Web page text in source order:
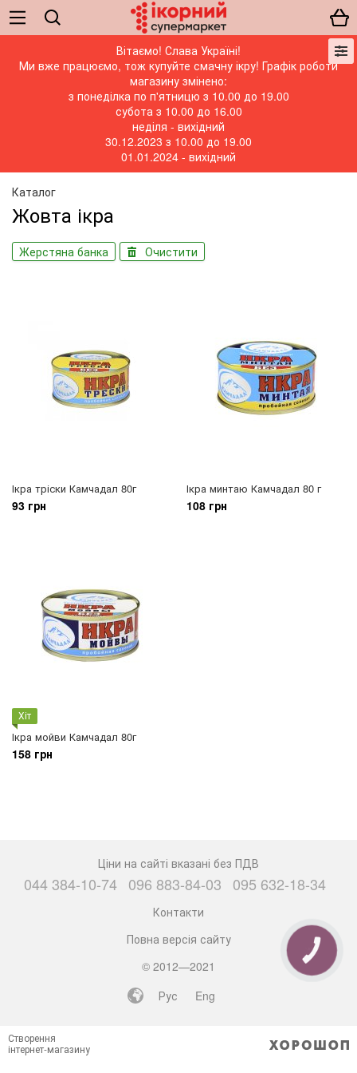
Вітаємо! Слава Україні!
Ми вже працюємо, тож купуйте смачну ікру! Графік роботи
магазину змінено:
з понеділка по п'ятницю з 10.00 до 19.00
субота з 10.00 до 16.00
неділя - вихідний
30.12.2023 з 10.00 до 19.00
01.01.2024 - вихідний
Каталог
Жовта ікра
Жерстяна банка Очистити
Ікра тріски Камчадал 80г
93 грн
Ікра минтаю Камчадал 80 г
108 грн
Хіт
Ікра мойви Камчадал 80г
158 грн
Ціни на сайті вказані без ПДВ
044 384-10-74 096 883-84-03 095 632-18-34
Контакти
Повна версія сайту
© 2012—2021
Рус
Eng
Створення
інтернет-магазину
КНОПКА
ЗВ'ЯЗКУ